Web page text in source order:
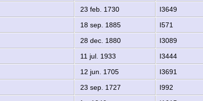
23 feb. 1730
I3649
18 sep. 1885
I571
28 dec. 1880
I3089
11 jul. 1933
I3444
12 jun. 1705
I3691
23 sep. 1727
I992